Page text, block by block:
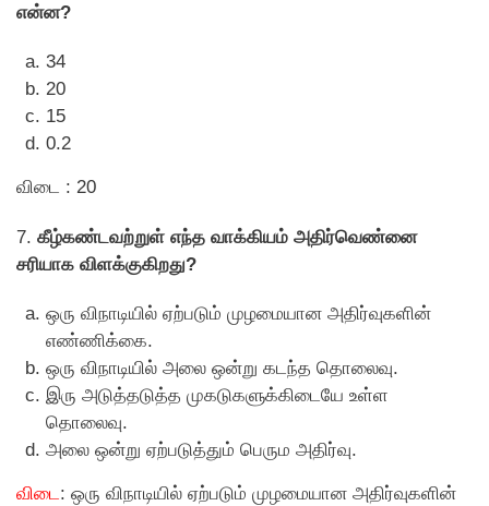
என்ன?
34
20
15
0.2
விடை : 20
7. கீழ்கண்டவற்றுள் எந்த வாக்கியம் அதிர்வெண்னை
சரியாக விளக்குகிறது?
ஒரு விநாடியில் ஏற்படும் முழமையான அதிர்வுகளின்
எண்ணிக்கை.
ஒரு விநாடியில் அலை ஒன்று கடந்த தொலைவு.
இரு அடுத்தடுத்த முகடுகளுக்கிடையே உள்ள
தொலைவு.
அலை ஒன்று ஏற்படுத்தும் பெரும அதிர்வு.
விடை: ஒரு விநாடியில் ஏற்படும் முழமையான அதிர்வுகளின்